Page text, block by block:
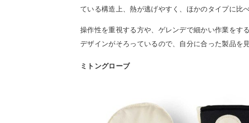
ている構造上、熱が逃げやすく、ほかのタイプに比
操作性を重視する方や、ゲレンデで細かい作業をす
デザインがそろっているので、自分に合った製品を
ミトングローブ